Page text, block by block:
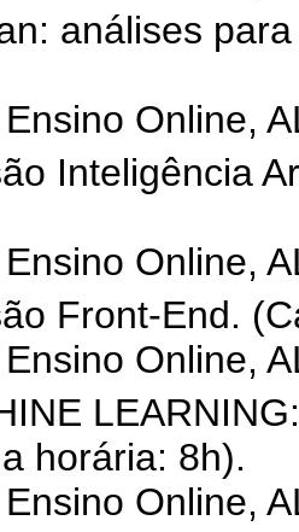
análises
Online,
Inteligência
Online,
Front-End.
Online,
horária: 8h).
Online,